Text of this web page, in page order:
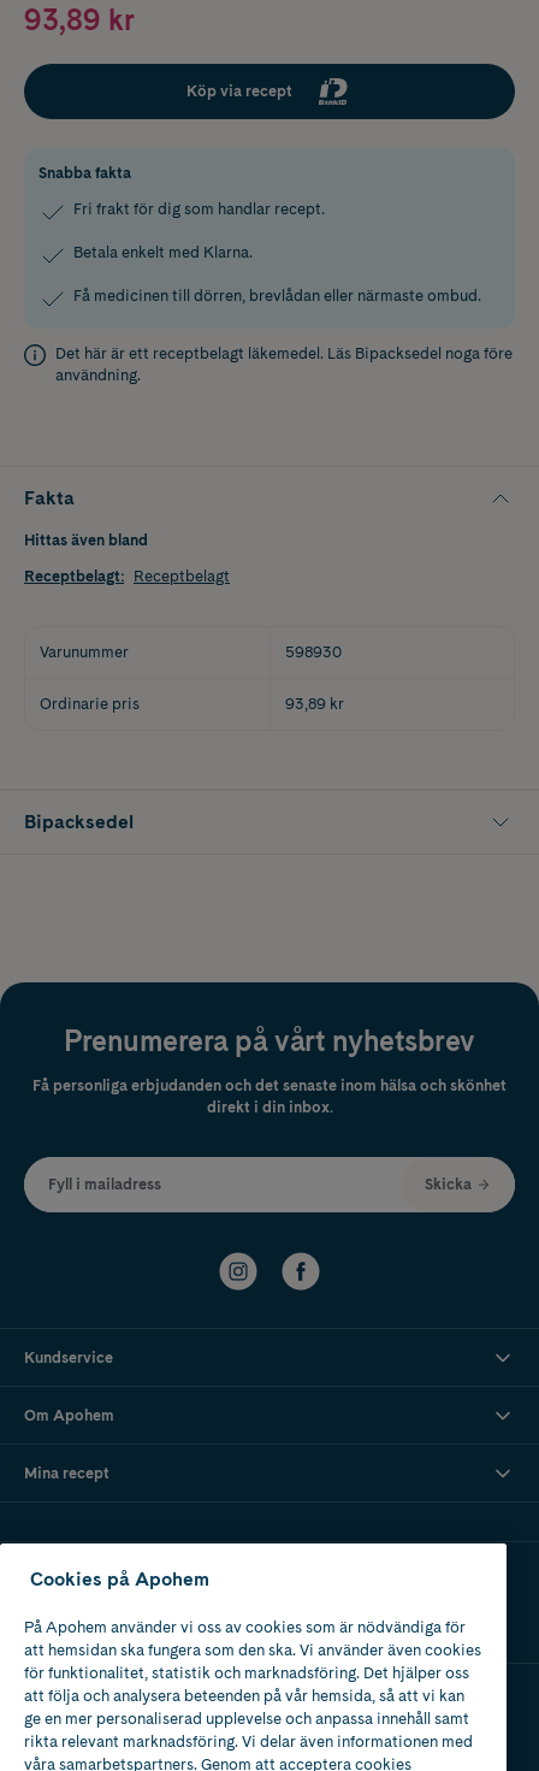
93,89 kr
Köp via recept
Snabba fakta
Fri frakt för dig som handlar recept.
Betala enkelt med Klarna.
Få medicinen till dörren, brevlådan eller närmaste ombud.
Det här är ett receptbelagt läkemedel. Läs Bipacksedel noga före
användning.
Fakta
Hittas även bland
Receptbelagt: Receptbelagt
Varunummer 598930
Ordinarie pris 93,89 kr
Bipacksedel
Prenumerera på vårt nyhetsbrev
Få personliga erbjudanden och det senaste inom hälsa och skönhet
direkt i din inbox.
Fyll i mailadress Skicka
Kundservice
Om Apohem
Mina recept
Ladda ner vår app
Apotek med tillstånd
av Läkemedelsverket
Cookies på Apohem
På Apohem använder vi oss av cookies som är nödvändiga för
att hemsidan ska fungera som den ska. Vi använder även cookies
för funktionalitet, statistik och marknadsföring. Det hjälper oss
att följa och analysera beteenden på vår hemsida, så att vi kan
ge en mer personaliserad upplevelse och anpassa innehåll samt
rikta relevant marknadsföring. Vi delar även informationen med
våra samarbetspartners. Genom att acceptera cookies